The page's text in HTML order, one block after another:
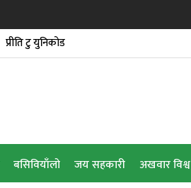
प्रीति टु युनिकोड
बसिवियाँलो जय सहकारी अखवार विश्व